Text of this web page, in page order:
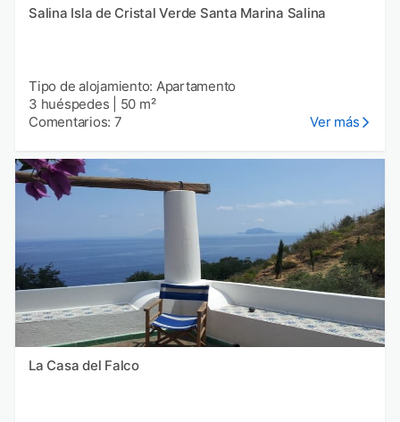
Salina Isla de Cristal Verde Santa Marina Salina
Tipo de alojamiento: Apartamento
3 huéspedes
50 m²
Comentarios: 7
Ver más
La Casa del Falco